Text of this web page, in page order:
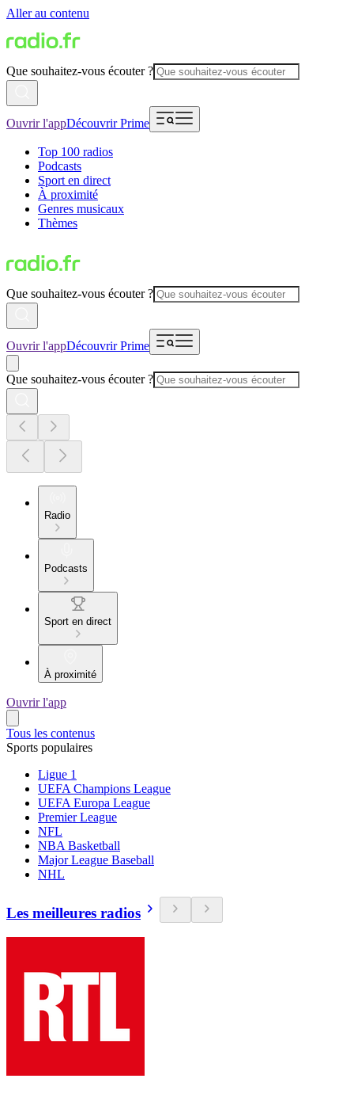
Aller au contenu
Que souhaitez-vous écouter ?
Ouvrir l'appDécouvrir Prime
Top 100 radios
Podcasts
Sport en direct
À proximité
Genres musicaux
Thèmes
Que souhaitez-vous écouter ?
Ouvrir l'appDécouvrir Prime
Que souhaitez-vous écouter ?
Radio
Podcasts
Sport en direct
À proximité
Ouvrir l'app
Tous les contenus
Sports populaires
Ligue 1
UEFA Champions League
UEFA Europa League
Premier League
NFL
NBA Basketball
Major League Baseball
NHL
Les meilleures radios